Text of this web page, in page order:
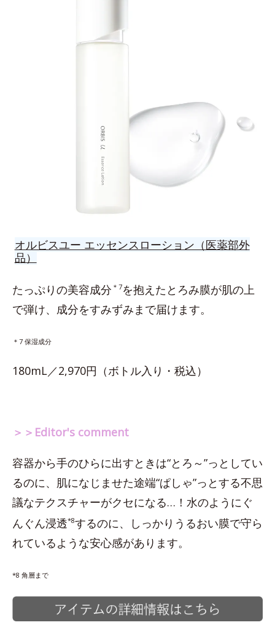
オルビスユー エッセンスローション（医薬部外
品）
たっぷりの美容成分 ＊7を抱えたとろみ膜が肌の上
で弾け、成分をすみずみまで届けます。
＊7 保湿成分
180mL／2,970円（ボトル入り・税込）
＞＞Editor's comment
容器から手のひらに出すときは“とろ～”っとしてい
るのに、肌になじませた途端“ぱしゃ”っとする不思
議なテクスチャーがクセになる…！水のようにぐ
んぐん浸透*8するのに、しっかりうるおい膜で守ら
れているような安心感があります。
*8 角層まで